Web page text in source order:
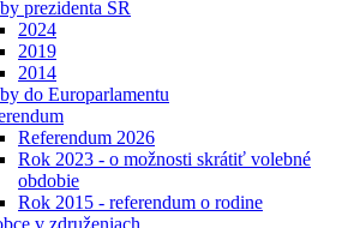
prezidenta SR
2024
2019
2014
do Europarlamentu
Referendum 2026
Rok 2023 - o možnosti skrátiť volebné
obdobie
Rok 2015 - referendum o rodine
v združeniach